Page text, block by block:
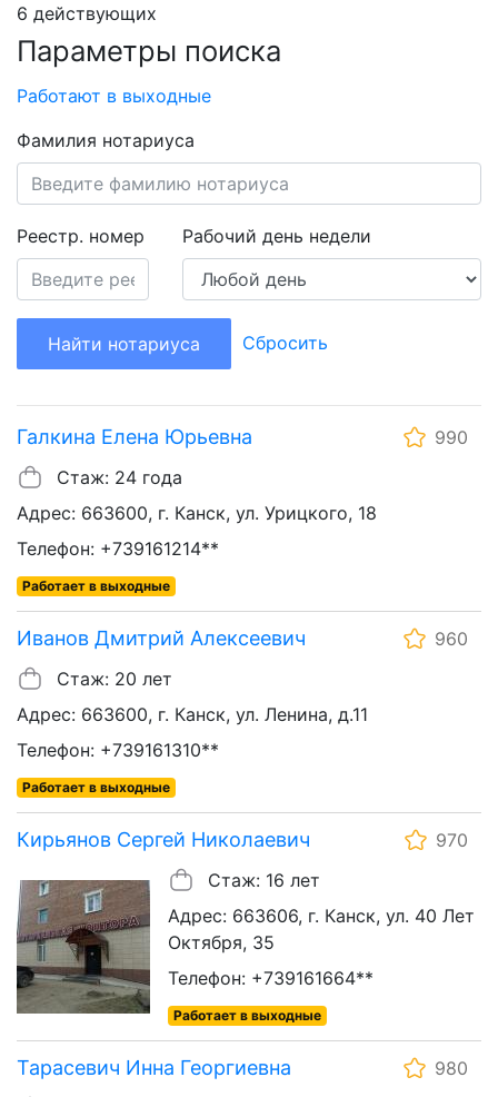
6 действующих
Параметры поиска
Работают в выходные
Фамилия нотариуса
Реестр. номер Рабочий день недели
Найти нотариуса Сбросить
Галкина Елена Юрьевна
990
Стаж: 24 года
Адрес: 663600, г. Канск, ул. Урицкого, 18
Телефон: +739161214**
Работает в выходные
Иванов Дмитрий Алексеевич
960
Стаж: 20 лет
Адрес: 663600, г. Канск, ул. Ленина, д.11
Телефон: +739161310**
Работает в выходные
Кирьянов Сергей Николаевич
970
Стаж: 16 лет
Адрес: 663606, г. Канск, ул. 40 Лет
Октября, 35
Телефон: +739161664**
Работает в выходные
Тарасевич Инна Георгиевна 980